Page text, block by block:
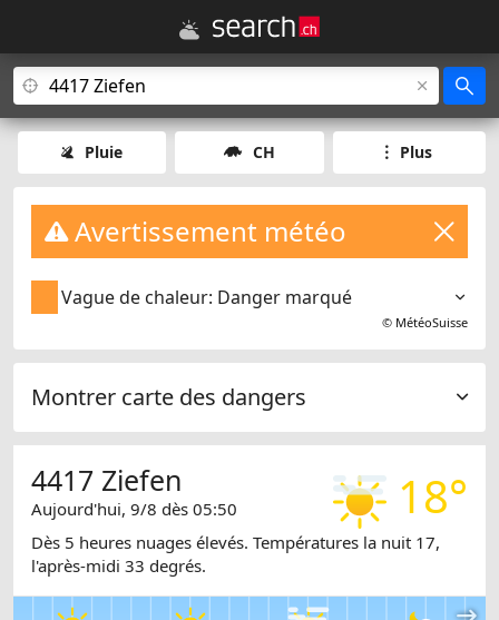
Pluie CH Plus
Avertissement météo
Vague de chaleur: Danger marqué
© MétéoSuisse
Montrer carte des dangers
18°
4417 Ziefen
Aujourd'hui, 9/8 dès 05:50
Dès 5 heures nuages élevés. Températures la nuit 17,
l'après-midi 33 degrés.